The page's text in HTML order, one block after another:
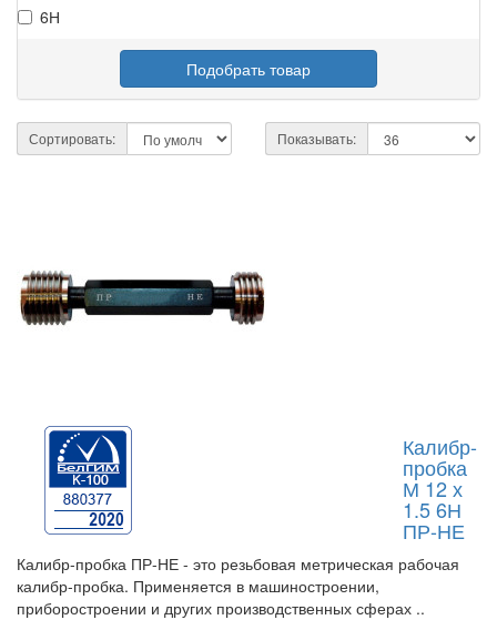
6Н
Подобрать товар
Сортировать: Показывать:
Калибр-
пробка
М 12 х
1.5 6Н
ПР-НЕ
Калибр-пробка ПР-НЕ - это резьбовая метрическая рабочая
калибр-пробка. Применяется в машиностроении,
приборостроении и других производственных сферах ..